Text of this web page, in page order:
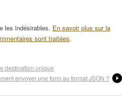
les indésirables. En savoir plus sur la
sont traitées.
destination unique
envoyer une form au format JSON ?